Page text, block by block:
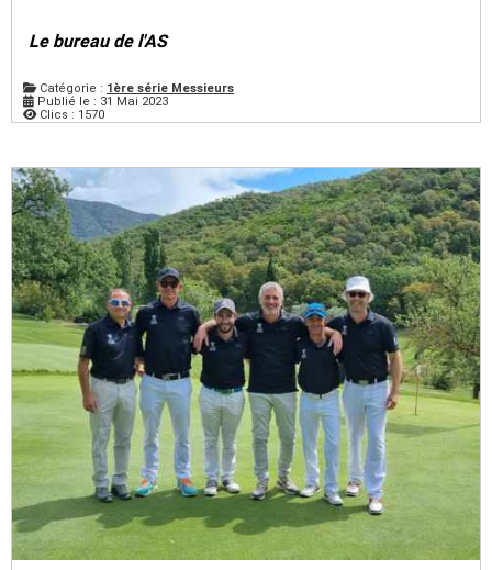
Le bureau de l'AS
Catégorie : 1ère série Messieurs
Publié le : 31 Mai 2023
Clics : 1570